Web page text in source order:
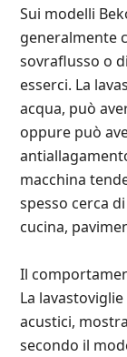
Sui modelli
generalmente
sovraflusso o
esserci. La
acqua, può
oppure può
macchina
spesso cerca
cucina,
Il
La
acustici,
secondo il